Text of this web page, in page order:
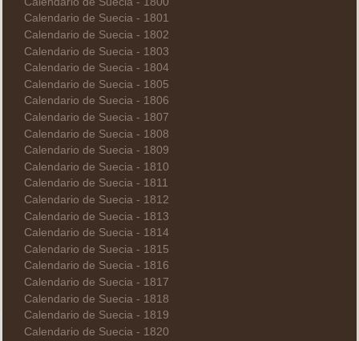
Calendario de Suecia - 1801
Calendario de Suecia - 1802
Calendario de Suecia - 1803
Calendario de Suecia - 1804
Calendario de Suecia - 1805
Calendario de Suecia - 1806
Calendario de Suecia - 1807
Calendario de Suecia - 1808
Calendario de Suecia - 1809
Calendario de Suecia - 1810
Calendario de Suecia - 1811
Calendario de Suecia - 1812
Calendario de Suecia - 1813
Calendario de Suecia - 1814
Calendario de Suecia - 1815
Calendario de Suecia - 1816
Calendario de Suecia - 1817
Calendario de Suecia - 1818
Calendario de Suecia - 1819
Calendario de Suecia - 1820